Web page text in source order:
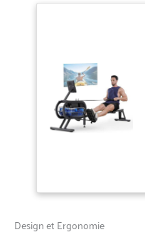
Design et Ergonomie